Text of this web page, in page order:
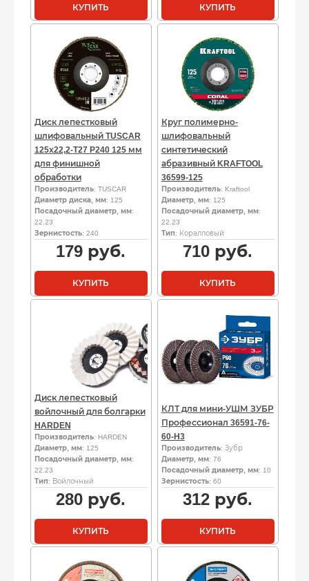
КУПИТЬ КУПИТЬ
Диск лепестковый
шлифовальный TUSCAR
125х22,2-T27 P240 125 мм
для финишной
обработки
Производитель: TUSCAR
Диаметр диска, мм: 125
Посадочный диаметр, мм:
22.23
Зернистость: 240
179 руб.
КУПИТЬ
Круг полимерно-
шлифовальный
синтетический
абразивный KRAFTOOL
36599-125
Производитель: Kraftool
Диаметр, мм: 125
Посадочный диаметр, мм:
22.23
Тип: Коралловый
710 руб.
КУПИТЬ
Диск лепестковый
войлочный для болгарки
HARDEN
Производитель: HARDEN
Диаметр, мм: 125
Посадочный диаметр, мм:
22.23
Тип: Войлочный
280 руб.
КУПИТЬ
КЛТ для мини-УШМ ЗУБР
Профессионал 36591-76-
60-H3
Производитель: Зубр
Диаметр, мм: 76
Посадочный диаметр, мм: 10
Зернистость: 60
312 руб.
КУПИТЬ